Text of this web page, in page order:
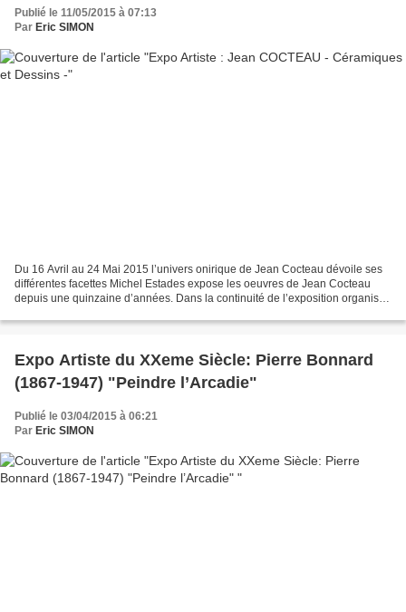
Publié le 11/05/2015 à 07:13
Par Eric SIMON
Du 16 Avril au 24 Mai 2015 l’univers onirique de Jean Cocteau dévoile ses
différentes facettes Michel Estades expose les oeuvres de Jean Cocteau
depuis une quinzaine d’années. Dans la continuité de l’exposition organisée
Expo Artiste du XXeme Siècle: Pierre Bonnard
(1867-1947) "Peindre l’Arcadie"
Publié le 03/04/2015 à 06:21
Par Eric SIMON